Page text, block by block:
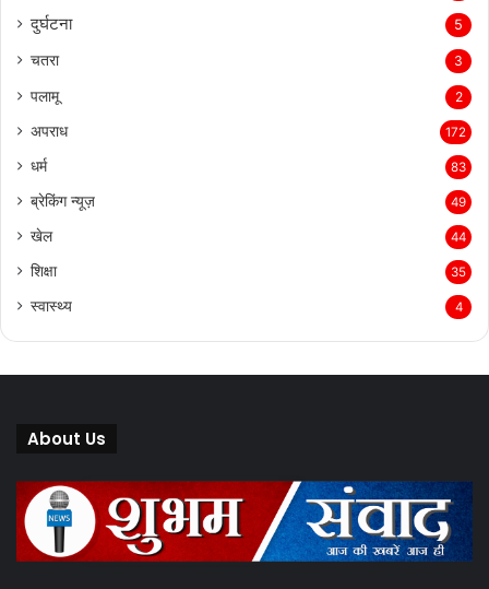
दुर्घटना 5
चतरा 3
पलामू 2
अपराध 172
धर्म 83
ब्रेकिंग न्यूज़ 49
खेल 44
शिक्षा 35
स्वास्थ्य 4
About Us